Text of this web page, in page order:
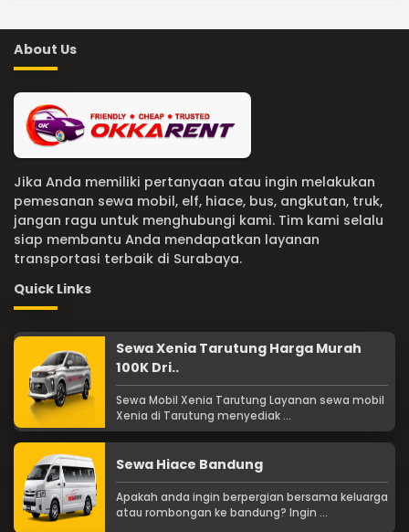
About Us
Jika Anda memiliki pertanyaan atau ingin melakukan
pemesanan sewa mobil, elf, hiace, bus, angkutan, truk,
jangan ragu untuk menghubungi kami. Tim kami selalu
siap membantu Anda mendapatkan layanan
transportasi terbaik di Surabaya.
Quick Links
Sewa Xenia Tarutung Harga Murah
100K Dri..
Sewa Mobil Xenia Tarutung Layanan sewa mobil
Xenia di Tarutung menyediak ...
Sewa Hiace Bandung
Apakah anda ingin berpergian bersama keluarga
atau rombongan ke bandung? Ingin ...